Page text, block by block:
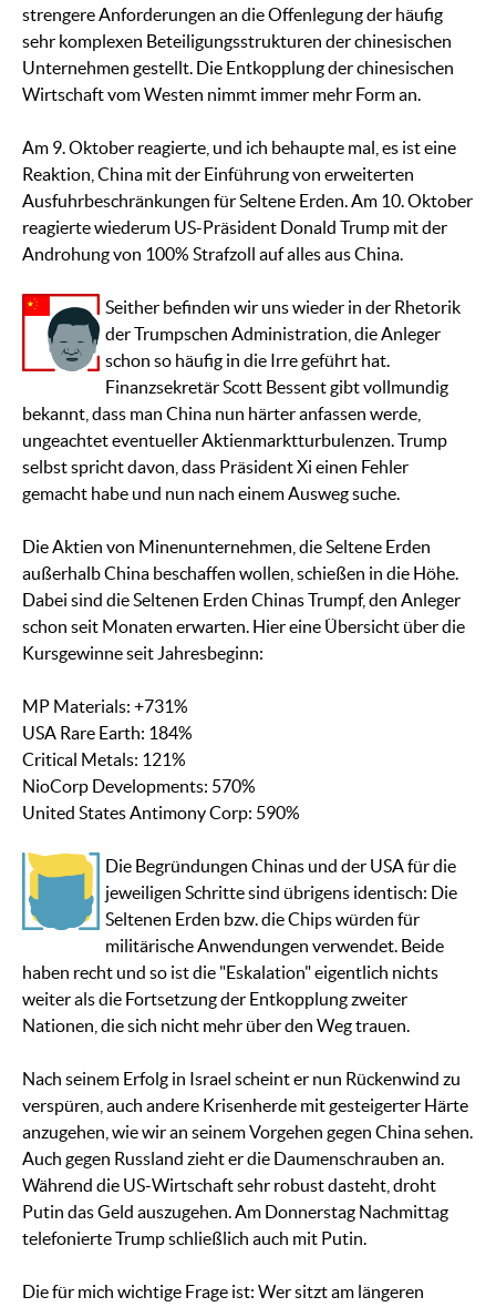
strengere Anforderungen an die Offenlegung der häufig
sehr komplexen Beteiligungsstrukturen der chinesischen
Unternehmen gestellt. Die Entkopplung der chinesischen
Wirtschaft vom Westen nimmt immer mehr Form an.
Am 9. Oktober reagierte, und ich behaupte mal, es ist eine
Reaktion, China mit der Einführung von erweiterten
Ausfuhrbeschränkungen für Seltene Erden. Am 10. Oktober
reagierte wiederum US-Präsident Donald Trump mit der
Androhung von 100% Strafzoll auf alles aus China.
Seither befinden wir uns wieder in der Rhetorik
der Trumpschen Administration, die Anleger
schon so häufig in die Irre geführt hat.
Finanzsekretär Scott Bessent gibt vollmundig
bekannt, dass man China nun härter anfassen werde,
ungeachtet eventueller Aktienmarktturbulenzen. Trump
selbst spricht davon, dass Präsident Xi einen Fehler
gemacht habe und nun nach einem Ausweg suche.
Die Aktien von Minenunternehmen, die Seltene Erden
außerhalb China beschaffen wollen, schießen in die Höhe.
Dabei sind die Seltenen Erden Chinas Trumpf, den Anleger
schon seit Monaten erwarten. Hier eine Übersicht über die
Kursgewinne seit Jahresbeginn:
MP Materials: +731%
USA Rare Earth: 184%
Critical Metals: 121%
NioCorp Developments: 570%
United States Antimony Corp: 590%
Die Begründungen Chinas und der USA für die
jeweiligen Schritte sind übrigens identisch: Die
Seltenen Erden bzw. die Chips würden für
militärische Anwendungen verwendet. Beide
haben recht und so ist die "Eskalation" eigentlich nichts
weiter als die Fortsetzung der Entkopplung zweiter
Nationen, die sich nicht mehr über den Weg trauen.
Nach seinem Erfolg in Israel scheint er nun Rückenwind zu
verspüren, auch andere Krisenherde mit gesteigerter Härte
anzugehen, wie wir an seinem Vorgehen gegen China sehen.
Auch gegen Russland zieht er die Daumenschrauben an.
Während die US-Wirtschaft sehr robust dasteht, droht
Putin das Geld auszugehen. Am Donnerstag Nachmittag
telefonierte Trump schließlich auch mit Putin.
Die für mich wichtige Frage ist: Wer sitzt am längeren